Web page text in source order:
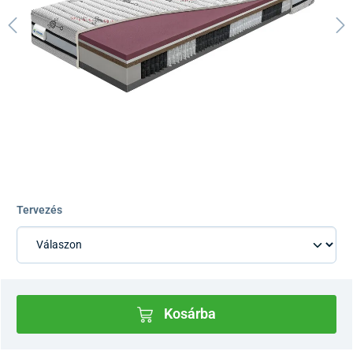
Tervezés
Kosárba